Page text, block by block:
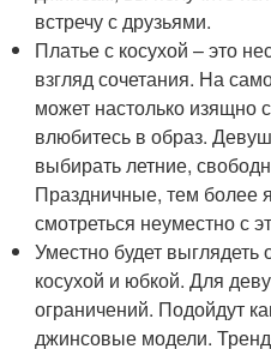
встречу с друзьями.
Платье с косухой – это
взгляд сочетания. На
может настолько изящно
влюбитесь в образ.
выбирать летние,
Праздничные, тем более
смотреться неуместно с
Уместно будет выглядеть
косухой и юбкой. Для
ограничений. Подойдут
джинсовые модели.